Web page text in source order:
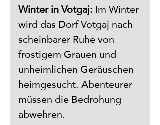
Winter in Votgaj: Im Winter
wird das Dorf Votgaj nach
scheinbarer Ruhe von
frostigem Grauen und
unheimlichen Geräuschen
heimgesucht. Abenteurer
müssen die Bedrohung
abwehren.